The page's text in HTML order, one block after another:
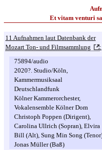
Et vitam venturi
11 Aufnahmen laut Datenbank der
Mozart Ton- und Filmsammlung
:
75894/audio
2020?. Studio/Köln,
Kammermusiksaal
Deutschlandfunk
Kölner Kammerorchester,
Vokalensemble Kölner Dom
Christoph Poppen (Dirigent),
Carolina Ullrich (Sopran), Elvira
Bill (Alt), Sung Min Song
Jonas Müller (Baß)